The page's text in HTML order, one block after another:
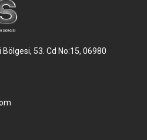
53. Cd No:15, 06980